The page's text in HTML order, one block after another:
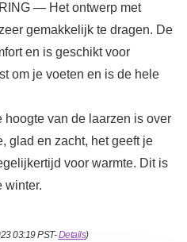
— Het ontwerp met
gemakkelijk te dragen. De
en is geschikt voor
om je voeten en is de hele
van de laarzen is over
glad en zacht, het geeft je
voor warmte. Dit is
winter.
03:19 PST-Details)